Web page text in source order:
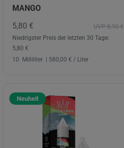
MANGO
UVP 8,90 €
5,80 €
Niedrigster Preis der letzten 30 Tage:
5,80 €
10 Milliliter | 580,00 € / Liter
Neuheit